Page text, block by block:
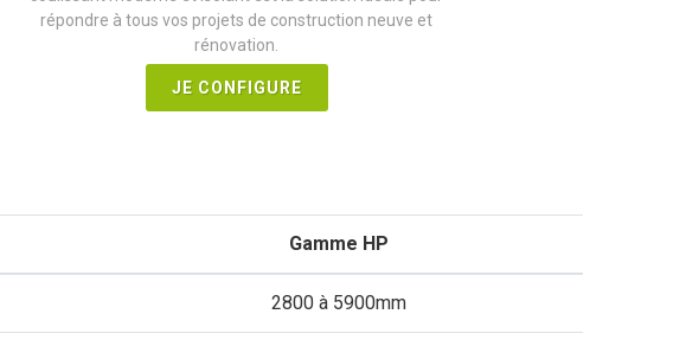
répondre à tous vos projets de construction neuve et
rénovation.
JE CONFIGURE
Gamme HP
2800 à 5900mm